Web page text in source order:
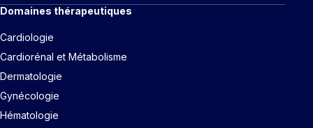
Domaines thérapeutiques
Cardiologie
Cardiorénal et Métabolisme
Dermatologie
Gynécologie
Hématologie